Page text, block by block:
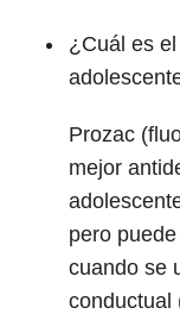
¿Cuál es
Prozac
mejor
pero
cuando se
conductual